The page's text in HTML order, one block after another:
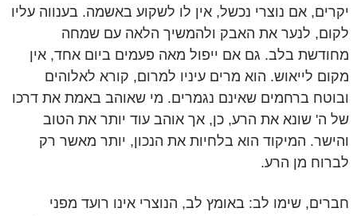
יקרים, אם נוצרי נכשל, אין לו לשקוע באשמה. בענווה עליו
לקום, לנער את האבק ולהמשיך הלאה עם שמחה
מחודשת בלב. גם אם ייפול מאה פעמים ביום אחד, אין
מקום לייאוש. הוא מרים עיניו למרום, קורא לאלוהים
ובוטח ברחמים שאינם נגמרים. מי שאוהב באמת את דרכו
של ה' שונא את הרע, כן, אך אוהב עוד יותר את הטוב
והישר. המיקוד הוא בלחיות את הנכון, יותר מאשר רק
לברוח מן הרע.
חברים, שימו לב: באומץ לב, הנוצרי אינו רועד מפני